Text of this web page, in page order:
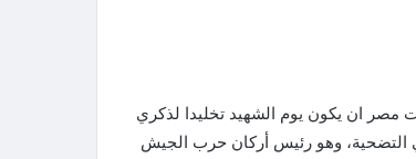
من كل عام بيوم الشهيد، فمنذ عام 1969 وقد أعلنت مصر ان يكون يوم الشهيد تخليدا لذكري
التضحية، وهو رئيس أركان حرب الجيش